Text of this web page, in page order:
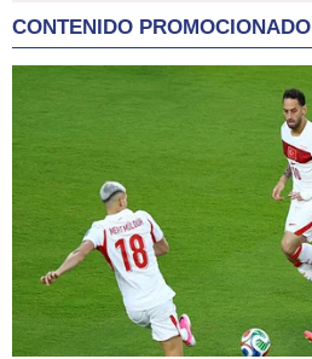
CONTENIDO PROMOCIONADO